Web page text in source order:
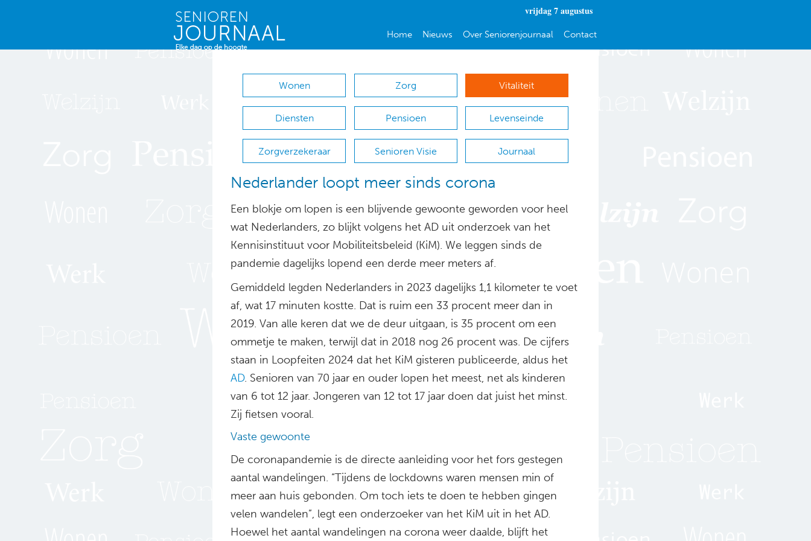
vrijdag 7 augustus
Home Nieuws Over Seniorenjournaal Contact
Wonen Zorg Vitaliteit
Diensten Pensioen Levenseinde
Zorgverzekeraar Senioren Visie Journaal
Nederlander loopt meer sinds corona
Een blokje om lopen is een blijvende gewoonte geworden voor heel
wat Nederlanders, zo blijkt volgens het AD uit onderzoek van het
Kennisinstituut voor Mobiliteitsbeleid (KiM). We leggen sinds de
pandemie dagelijks lopend een derde meer meters af.
Gemiddeld legden Nederlanders in 2023 dagelijks 1,1 kilometer te voet
af, wat 17 minuten kostte. Dat is ruim een 33 procent meer dan in
2019. Van alle keren dat we de deur uitgaan, is 35 procent om een
ommetje te maken, terwijl dat in 2018 nog 26 procent was. De cijfers
staan in Loopfeiten 2024 dat het KiM gisteren publiceerde, aldus het
AD. Senioren van 70 jaar en ouder lopen het meest, net als kinderen
van 6 tot 12 jaar. Jongeren van 12 tot 17 jaar doen dat juist het minst.
Zij fietsen vooral.
Vaste gewoonte
De coronapandemie is de directe aanleiding voor het fors gestegen
aantal wandelingen. “Tijdens de lockdowns waren mensen min of
meer aan huis gebonden. Om toch iets te doen te hebben gingen
velen wandelen”, legt een onderzoeker van het KiM uit in het AD.
Hoewel het aantal wandelingen na corona weer daalde, blijft het